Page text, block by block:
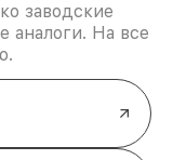
заводские
аналоги. На все